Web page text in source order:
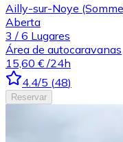
Ailly-sur-Noye
Aberta
3 / 6 Lugares
Área de autocaravanas
15,60 € /24h
4.4/5 (48)
Reservar